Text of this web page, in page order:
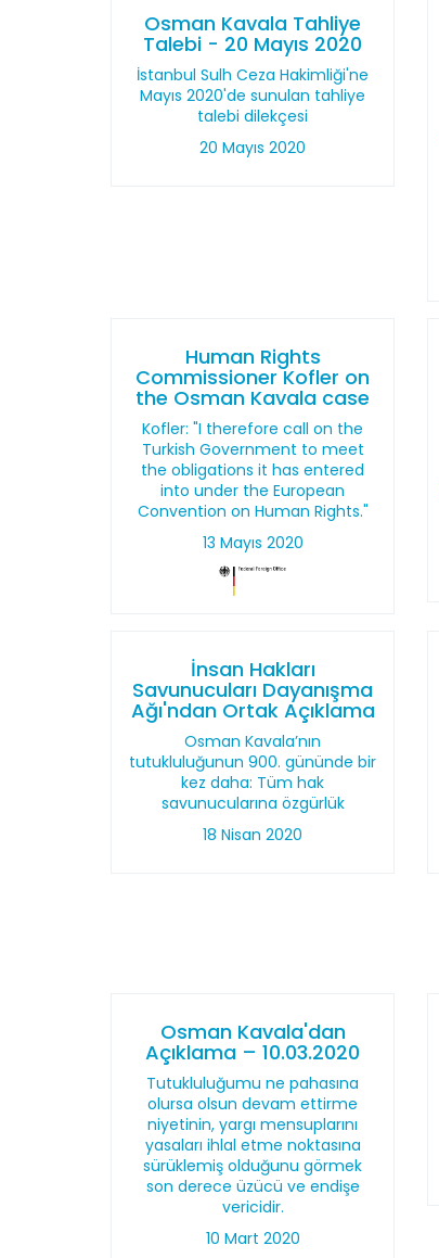
Osman Kavala Tahliye
Talebi - 20 Mayıs 2020
İstanbul Sulh Ceza Hakimliği'ne
Mayıs 2020'de sunulan tahliye
talebi dilekçesi
20 Mayıs 2020
Human Rights
Commissioner Kofler on
the Osman Kavala case
Kofler: "I therefore call on the
Turkish Government to meet
the obligations it has entered
into under the European
Convention on Human Rights."
13 Mayıs 2020
İnsan Hakları
Savunucuları Dayanışma
Ağı'ndan Ortak Açıklama
Osman Kavala’nın
tutukluluğunun 900. gününde bir
kez daha: Tüm hak
savunucularına özgürlük
18 Nisan 2020
Osman Kavala'dan
Açıklama – 10.03.2020
Tutukluluğumu ne pahasına
olursa olsun devam ettirme
niyetinin, yargı mensuplarını
yasaları ihlal etme noktasına
sürüklemiş olduğunu görmek
son derece üzücü ve endişe
vericidir.
10 Mart 2020